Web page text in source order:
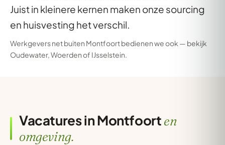
Juist in kleinere kernen maken onze sourcing
en huisvesting het verschil.
Werkgevers net buiten Montfoort bedienen we ook — bekijk
Oudewater,Woerdenof IJsselstein.
Vacatures in Montfoorten
omgeving.